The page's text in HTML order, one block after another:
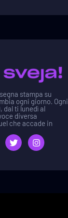
stampa su
ogni giorno. Ogni
dal ti lunedì al
diversa
che accade in